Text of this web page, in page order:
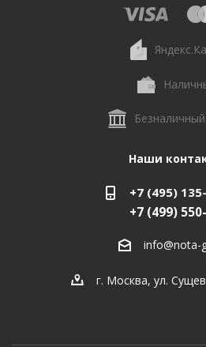
Наши
+7 (495)
+7 (499)
info@nota-
г. Москва, ул.